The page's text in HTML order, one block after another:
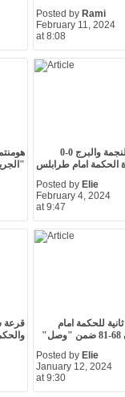
Posted by Rami
February 11, 2024
at 8:08
تعادل النجمة والبرج 0-0
الحكمة امام طرابلس
Posted by Elie
February 4, 2024
at 9:47
قرعة
للحكمة امام
Posted by Elie
January 12, 2024
at 9:30